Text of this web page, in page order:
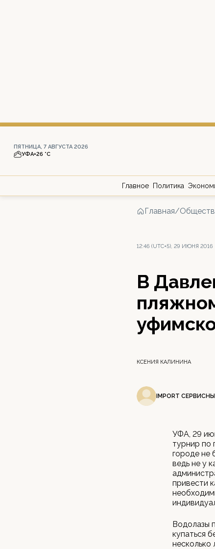
ПЯТНИЦА, 7 АВГУСТА 2026
УФА+26 °С
Главное Политика
Главная/
12:46 (UTC+5), 29 ИЮНЯ 2016
В
КСЕНИЯ КАЛИНИНА
IMPORT
УФА, 29
турнир по
городе не
ведь не у
привести
Водолазы
купаться
несколько